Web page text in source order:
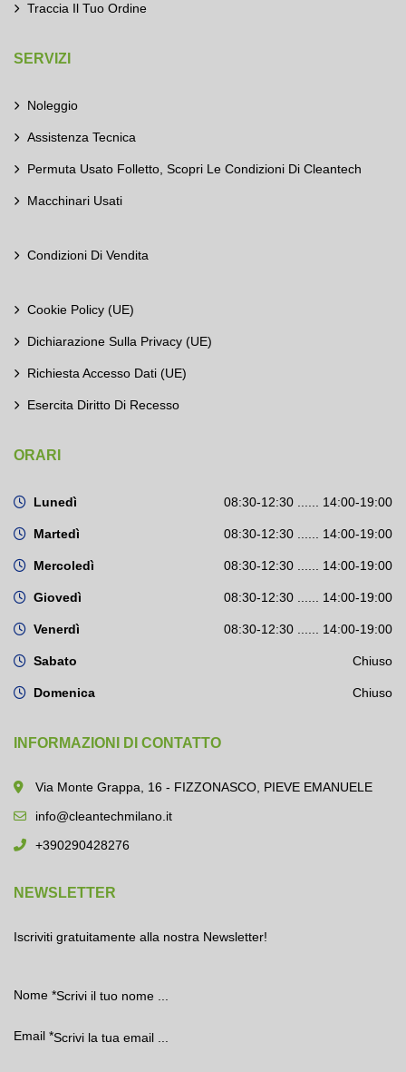
Traccia Il Tuo Ordine
SERVIZI
Noleggio
Assistenza Tecnica
Permuta Usato Folletto, Scopri Le Condizioni Di Cleantech
Macchinari Usati
Condizioni Di Vendita
Cookie Policy (UE)
Dichiarazione Sulla Privacy (UE)
Richiesta Accesso Dati (UE)
Esercita Diritto Di Recesso
ORARI
Lunedì 08:30-12:30 ...... 14:00-19:00
Martedì 08:30-12:30 ...... 14:00-19:00
Mercoledì 08:30-12:30 ...... 14:00-19:00
Giovedì 08:30-12:30 ...... 14:00-19:00
Venerdì 08:30-12:30 ...... 14:00-19:00
Sabato Chiuso
Domenica Chiuso
INFORMAZIONI DI CONTATTO
Via Monte Grappa, 16 - FIZZONASCO, PIEVE EMANUELE
info@cleantechmilano.it
+390290428276
NEWSLETTER
Iscriviti gratuitamente alla nostra Newsletter!
Nome *
Email *